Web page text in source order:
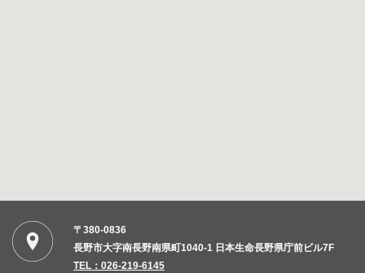
〒380-0836
長野市大字南長野南県町1040-1 日本生命長野県庁前ビル7F
TEL：026-219-6145